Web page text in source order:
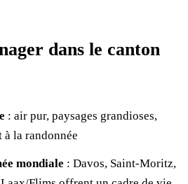
dans le canton
: air pur, paysages grandioses,
à la randonnée
mondiale : Davos, Saint-Moritz,